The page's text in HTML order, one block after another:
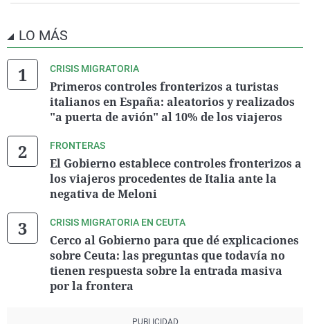
LO MÁS
CRISIS MIGRATORIA
Primeros controles fronterizos a turistas
italianos en España: aleatorios y realizados
"a puerta de avión" al 10% de los viajeros
FRONTERAS
El Gobierno establece controles fronterizos a
los viajeros procedentes de Italia ante la
negativa de Meloni
CRISIS MIGRATORIA EN CEUTA
Cerco al Gobierno para que dé explicaciones
sobre Ceuta: las preguntas que todavía no
tienen respuesta sobre la entrada masiva
por la frontera